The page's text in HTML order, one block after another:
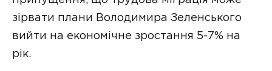
зірвати плани Володимира Зеленського
вийти на економічне зростання 5-7% на
рік.